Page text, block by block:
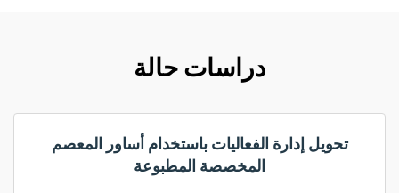
دراسات حالة
تحويل إدارة الفعاليات باستخدام أساور المعصم
المخصصة المطبوعة